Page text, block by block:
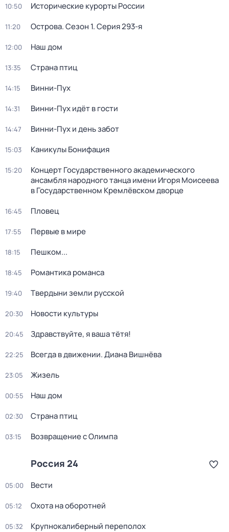
10:50 Исторические курорты России
11:20 Острова. Сезон 1. Серия 293-я
12:00 Наш дом
13:35 Страна птиц
14:15 Винни-Пух
14:31 Винни-Пух идёт в гости
14:47 Винни-Пух и день забот
15:03 Каникулы Бонифация
15:20
Концерт Государственного академического
ансамбля народного танца имени Игоря Моисеева
в Государственном Кремлёвском дворце
16:45 Пловец
17:55 Первые в мире
18:15 Пешком...
18:45 Романтика романса
19:40 Твердыни земли русской
20:30 Новости культуры
20:45 Здравствуйте, я ваша тётя!
22:25 Всегда в движении. Диана Вишнёва
23:05 Жизель
00:55 Наш дом
02:30 Страна птиц
03:15 Возвращение с Олимпа
Россия 24
05:00 Вести
05:12 Охота на оборотней
05:32 Крупнокалиберный переполох